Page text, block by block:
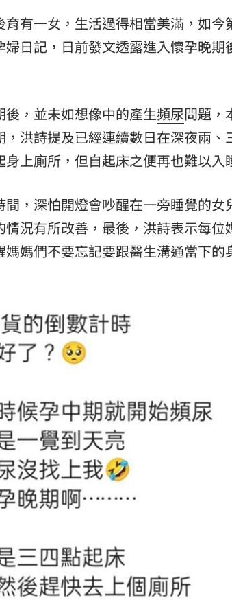
」逐漸成形 12:00
9/12登場！ 10:30
食！ 18:15
育有一女，生活過得相當美滿，如今
日記，日前發文透露進入懷孕晚
，並未如想像中的產生頻尿問題，
洪詩提及已經連續數日在深夜兩
上廁所，但自起床之便再也難以入
，深怕開燈會吵醒在一旁睡覺的女
況有所改善，最後，洪詩表示每
媽們不要忘記要跟醫生溝通當下